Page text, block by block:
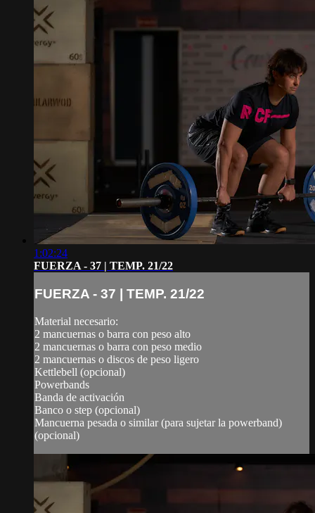
1:02:24
FUERZA - 37 | TEMP. 21/22
FUERZA - 37 | TEMP. 21/22
Material necesario:
2 mancuernas o barra con peso alto
2 mancuernas o barra con peso medio
2 mancuernas o discos de peso ligero
Kettlebell (opcional)
Powerbands
Banda de activación
Banco o step (opcional)
Mancuerna pesada o similar (para sujetar la powerband)
(opcional)